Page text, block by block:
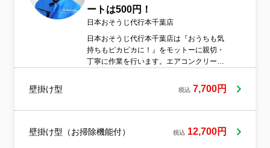
ートは500円！
日本おそうじ代行本千葉店
日本おそうじ代行本千葉店は『おうちも気
持ちもピカピカに！』をモットーに親切・
丁寧に作業を行います。エアコンクリーニ
得です!【防カビコートはワンコインの500
円 ★室外機洗浄→1,500円！】エアコンク
で、この機会をぜひお見逃しなく！ さら
壁掛け型 税込 7,700円
壁掛け型（お掃除機能付） 税込 12,700円